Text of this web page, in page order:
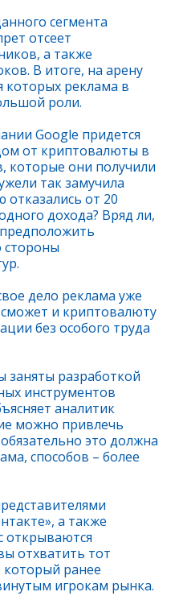
сегмента
отсеет
а также
В итоге, на арену
которых реклама в
роли.
Google придется
от криптовалюты в
которые они получили
так замучила
отказались от 20
дохода? Вряд ли,
стороны
дело реклама уже
сможет и криптовалюту
без особого труда
заняты разработкой
инструментов
аналитик
можно привлечь
это должна
способов – более
а также
открываются
отхватить тот
ранее
игрокам рынка.